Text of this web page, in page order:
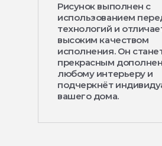
Рисунок выполнен с
использованием
технологий и
высоким качеством
исполнения. Он
прекрасным
любому интерьеру и
подчеркнёт
вашего дома.